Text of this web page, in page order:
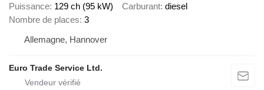
Puissance 129 ch (95 kW) Carburant diesel
Nombre de places 3
Allemagne, Hannover
Euro Trade Service Ltd.